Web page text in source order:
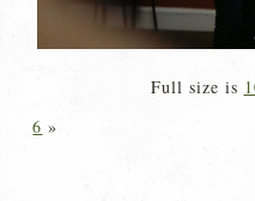
Full size is
6 »